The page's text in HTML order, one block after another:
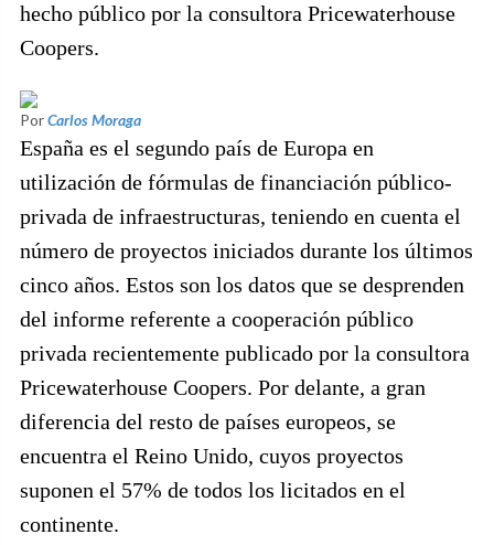
hecho público por la consultora Pricewaterhouse
Coopers.
PorCarlos Moraga
España es el segundo país de Europa en
utilización de fórmulas de financiación público-
privada de infraestructuras, teniendo en cuenta el
número de proyectos iniciados durante los últimos
cinco años. Estos son los datos que se desprenden
del informe referente a cooperación público
privada recientemente publicado por la consultora
Pricewaterhouse Coopers. Por delante, a gran
diferencia del resto de países europeos, se
encuentra el Reino Unido, cuyos proyectos
suponen el 57% de todos los licitados en el
continente.